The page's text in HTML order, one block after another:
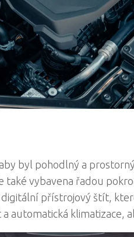
byl pohodlný a
také vybavena řadou
přístrojový štít,
klimatizace,